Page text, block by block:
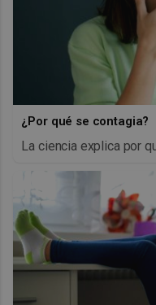
¿Por qué se contagia?
La ciencia explica por